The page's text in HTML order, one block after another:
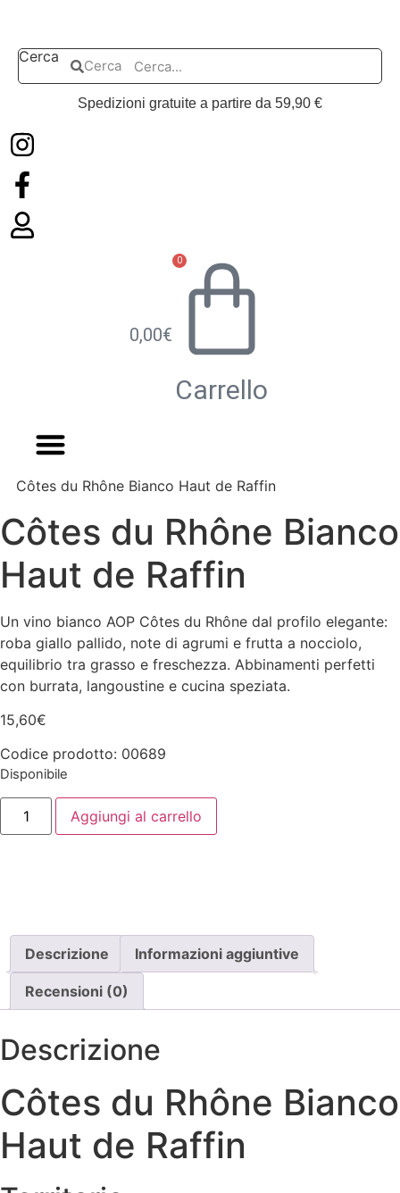
contenuto
Cerca
Cerca
Spedizioni gratuite a partire da 59,90 €
0,00€
0
Carrello
Côtes du Rhône Bianco Haut de Raffin
Côtes du Rhône Bianco
Haut de Raffin
Un vino bianco AOP Côtes du Rhône dal profilo elegante:
roba giallo pallido, note di agrumi e frutta a nocciolo,
equilibrio tra grasso e freschezza. Abbinamenti perfetti
con burrata, langoustine e cucina speziata.
15,60€
Codice prodotto: 00689
Disponibile
Côtes
Rhône
Aggiungi al carrello
Descrizione Informazioni aggiuntive
Recensioni (0)
Descrizione
Côtes du Rhône Bianco
Haut de Raffin